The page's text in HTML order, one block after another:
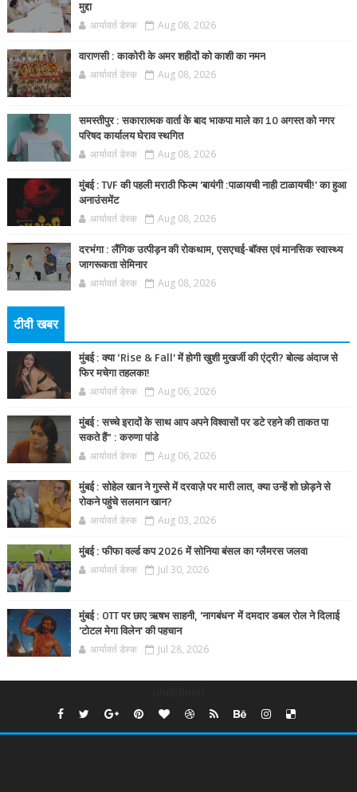
मुद्दा
आर्यावर्त डेस्क Aug 08, 2026
वाराणसी : काकोरी के अमर शहीदों को काशी का नमन
आर्यावर्त डेस्क Aug 08, 2026
समस्तीपुर : सकारात्मक वार्ता के बाद भाकपा माले का 10 अगस्त को नगर
परिषद कार्यालय घेराव स्थगित
आर्यावर्त डेस्क Aug 08, 2026
मुंबई : TVF की पहली मराठी फिल्म 'बायंगी :पाळायची नाही टाळायची!' का हुआ
अनाउंसमेंट
आर्यावर्त डेस्क Aug 08, 2026
दरभंगा : लैंगिक उत्पीड़न की रोकथाम, एसएचई-बॉक्स एवं मानसिक स्वास्थ्य
जागरूकता सेमिनार
आर्यावर्त डेस्क Aug 08, 2026
टीवी खबर
मुंबई : क्या ‘Rise & Fall’ में होगी खुशी मुखर्जी की एंट्री? बोल्ड अंदाज से
फिर मचेगा तहलका!
आर्यावर्त डेस्क Aug 06, 2026
मुंबई : सच्चे इरादों के साथ आप अपने विश्वासों पर डटे रहने की ताकत पा
सकते हैं” : करुणा पांडे
आर्यावर्त डेस्क Aug 06, 2026
मुंबई : सोहेल खान ने गुस्से में दरवाज़े पर मारी लात, क्या उन्हें शो छोड़ने से
रोकने पहुंचे सलमान खान?
आर्यावर्त डेस्क Aug 03, 2026
मुंबई : फीफा वर्ल्ड कप 2026 में सोनिया बंसल का ग्लैमरस जलवा
आर्यावर्त डेस्क Jul 30, 2026
मुंबई : OTT पर छाए ऋषभ साहनी, 'नागबंधन' में दमदार डबल रोल ने दिलाई
'टोटल मेगा विलेन' की पहचान
आर्यावर्त डेस्क Jul 28, 2026